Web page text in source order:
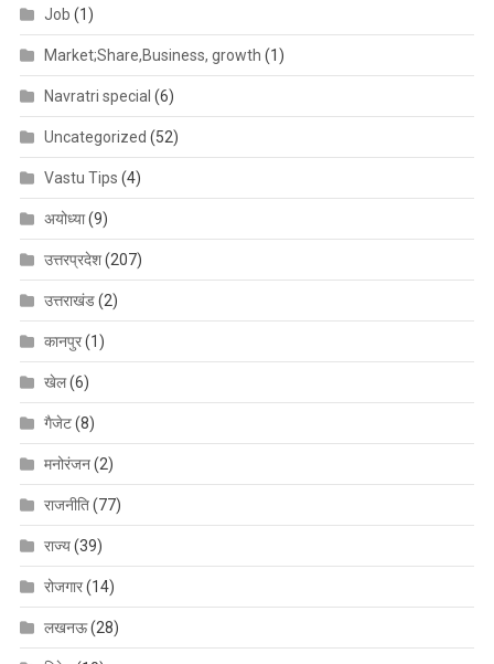
Job (1)
Market;Share,Business, growth (1)
Navratri special (6)
Uncategorized (52)
Vastu Tips (4)
अयोध्या(9)
उत्तरप्रदेश(207)
उत्तराखंड(2)
कानपुर(1)
खेल(6)
गैजेट(8)
मनोरंजन(2)
राजनीति(77)
राज्य(39)
रोजगार(14)
लखनऊ(28)